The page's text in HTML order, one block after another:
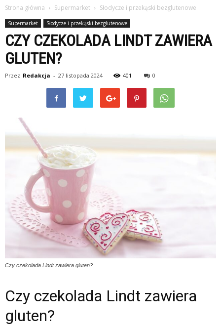
Strona główna Supermarket Słodycze i przekąski bezglutenowe
Supermarket Słodycze i przekąski bezglutenowe
CZY CZEKOLADA LINDT ZAWIERA
GLUTEN?
Przez Redakcja - 27 listopada 2024 401 0
Czy czekolada Lindt zawiera gluten?
Czy czekolada Lindt zawiera
gluten?